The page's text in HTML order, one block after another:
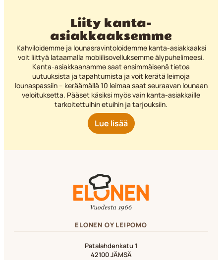
Liity kanta-
asiakkaaksemme
Kahviloidemme ja lounasravintoloidemme kanta-asiakkaaksi
voit liittyä lataamalla mobiilisovelluksemme älypuhelimeesi.
Kanta-asiakkaanamme saat ensimmäisenä tietoa
uutuuksista ja tapahtumista ja voit kerätä leimoja
lounaspassiin – keräämällä 10 leimaa saat seuraavan lounaan
veloituksetta. Pääset käsiksi myös vain kanta-asiakkaille
tarkoitettuihin etuihin ja tarjouksiin.
Lue lisää
ELONEN OY LEIPOMO
Patalahdenkatu 1
42100 JÄMSÄ